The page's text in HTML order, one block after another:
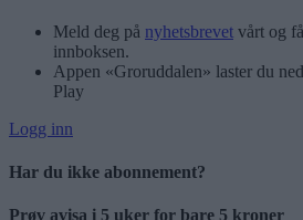
Meld deg på nyhetsbrevet vårt og
innboksen.
Appen «Groruddalen» laster du
Play
Logg inn
Har du ikke abonnement?
Prøv avisa i 5 uker for bare 5 kroner